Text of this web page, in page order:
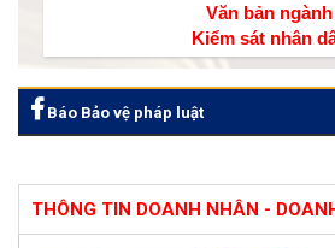
Văn bản ngành
Kiểm sát nhân
Báo Bảo vệ pháp luật
THÔNG TIN DOANH NHÂN -